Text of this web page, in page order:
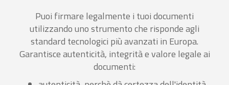
Puoi firmare legalmente i tuoi documenti
utilizzando uno strumento che risponde agli
standard tecnologici più avanzati in Europa.
Garantisce autenticità, integrità e valore legale ai
documenti: